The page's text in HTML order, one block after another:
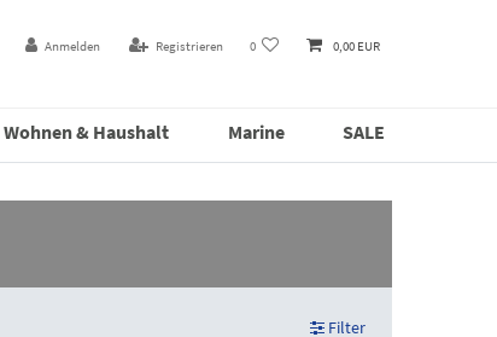
Anmelden Registrieren 0 0,00 EUR
Wohnen & Haushalt Marine SALE
Filter